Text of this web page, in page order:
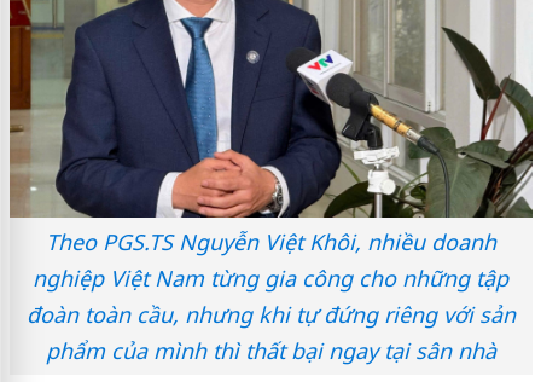
Theo PGS.TS Nguyễn Việt Khôi, nhiều doanh
nghiệp Việt Nam từng gia công cho những tập
đoàn toàn cầu, nhưng khi tự đứng riêng với sản
phẩm của mình thì thất bại ngay tại sân nhà